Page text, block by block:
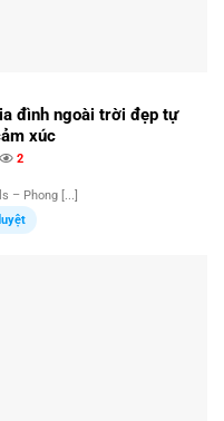
đình ngoài trời đẹp tự
xúc
2
– Phong [...]